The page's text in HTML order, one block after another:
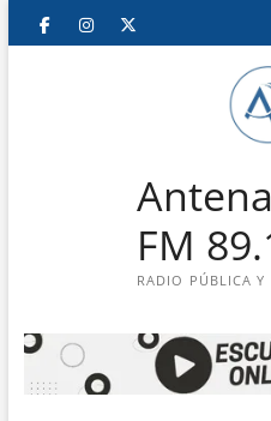
Saltar
FacebookInstagram
FM
RADIO PÚBLICA Y